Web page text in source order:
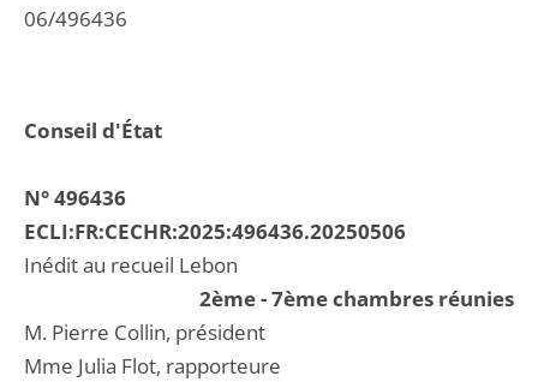
Conseil d'État
N° 496436
ECLI:FR:CECHR:2025:496436.20250506
Inédit au recueil Lebon
2ème - 7ème chambres réunies
M. Pierre Collin, président
Mme Julia Flot, rapporteure
06/496436